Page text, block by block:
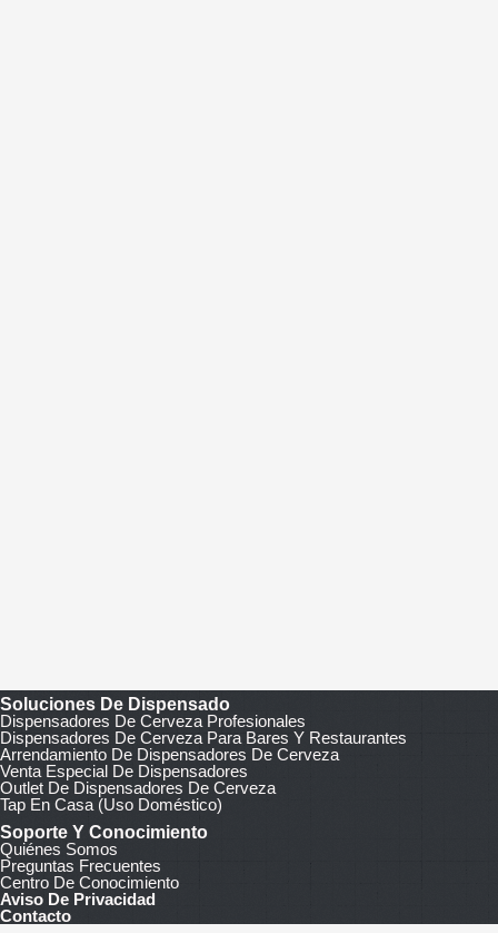
Soluciones De Dispensado
Dispensadores De Cerveza Profesionales
Dispensadores De Cerveza Para Bares Y Restaurantes
Arrendamiento De Dispensadores De Cerveza
Venta Especial De Dispensadores
Outlet De Dispensadores De Cerveza
Tap En Casa (uso Doméstico)
Soporte Y Conocimiento
Quiénes Somos
Preguntas Frecuentes
Centro De Conocimiento
Aviso De Privacidad
Contacto